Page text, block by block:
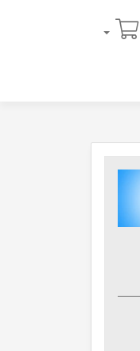
سبد خرید